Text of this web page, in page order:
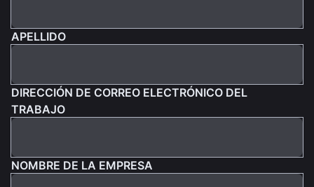
APELLIDO
DIRECCIÓN DE CORREO ELECTRÓNICO DEL
TRABAJO
NOMBRE DE LA EMPRESA